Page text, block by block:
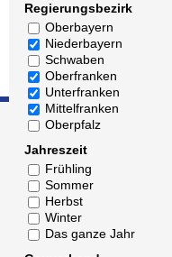
Regierungsbezirk
Oberbayern
Niederbayern
Schwaben
Oberfranken
Unterfranken
Mittelfranken
Oberpfalz
Jahreszeit
Frühling
Sommer
Herbst
Winter
Das ganze Jahr